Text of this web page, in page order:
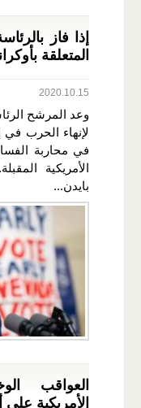
إذا فاز
المتعلقة
2020.10.15
وعد المرشح
لإنهاء الحرب في
في محاربة
الأمريكية
بايدن...
العواقب
الأمريكية على